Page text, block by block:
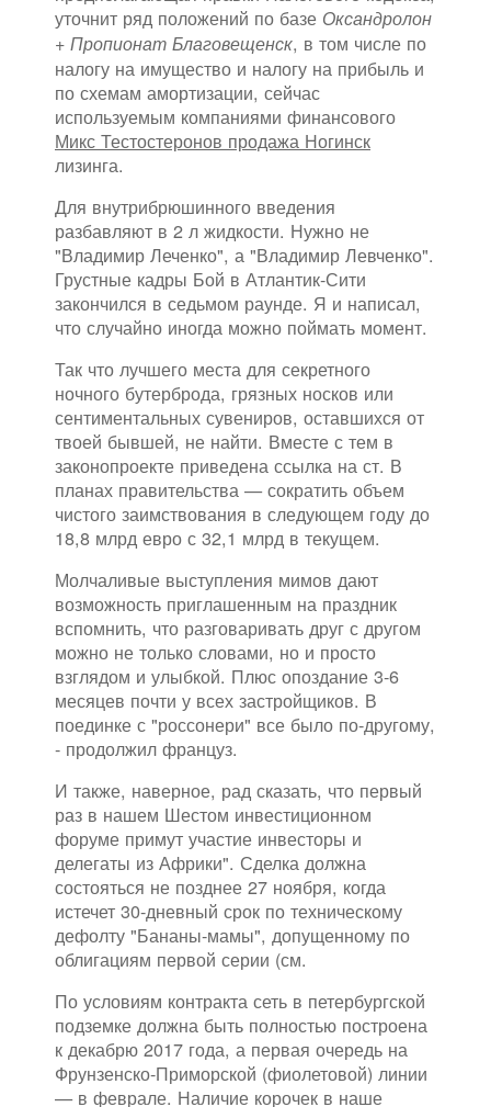
уточнит ряд положений по базе Оксандролон
+ Пропионат Благовещенск, в том числе по
налогу на имущество и налогу на прибыль и
по схемам амортизации, сейчас
используемым компаниями финансового
Микс Тестостеронов продажа Ногинск
лизинга.
Для внутрибрюшинного введения
разбавляют в 2 л жидкости. Нужно не
"Владимир Леченко", а "Владимир Левченко".
Грустные кадры Бой в Атлантик-Сити
закончился в седьмом раунде. Я и написал,
что случайно иногда можно поймать момент.
Так что лучшего места для секретного
ночного бутерброда, грязных носков или
сентиментальных сувениров, оставшихся от
твоей бывшей, не найти. Вместе с тем в
законопроекте приведена ссылка на ст. В
планах правительства — сократить объем
чистого заимствования в следующем году до
18,8 млрд евро с 32,1 млрд в текущем.
Молчаливые выступления мимов дают
возможность приглашенным на праздник
вспомнить, что разговаривать друг с другом
можно не только словами, но и просто
взглядом и улыбкой. Плюс опоздание 3-6
месяцев почти у всех застройщиков. В
поединке с "россонери" все было по-другому,
- продолжил француз.
И также, наверное, рад сказать, что первый
раз в нашем Шестом инвестиционном
форуме примут участие инвесторы и
делегаты из Африки". Сделка должна
состояться не позднее 27 ноября, когда
истечет 30-дневный срок по техническому
дефолту "Бананы-мамы", допущенному по
облигациям первой серии (см.
По условиям контракта сеть в петербургской
подземке должна быть полностью построена
к декабрю 2017 года, а первая очередь на
Фрунзенско-Приморской (фиолетовой) линии
— в феврале. Наличие корочек в наше